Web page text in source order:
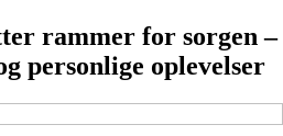
rammer for sorgen –
personlige oplevelser